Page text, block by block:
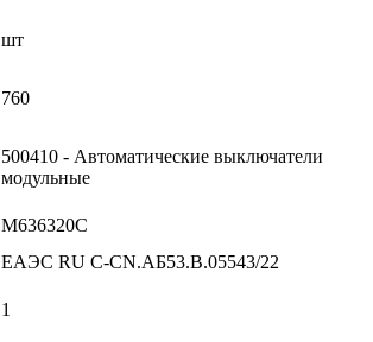
шт
760
500410 - Автоматические выключатели
модульные
M636320C
ЕАЭС RU С-CN.АБ53.В.05543/22
1